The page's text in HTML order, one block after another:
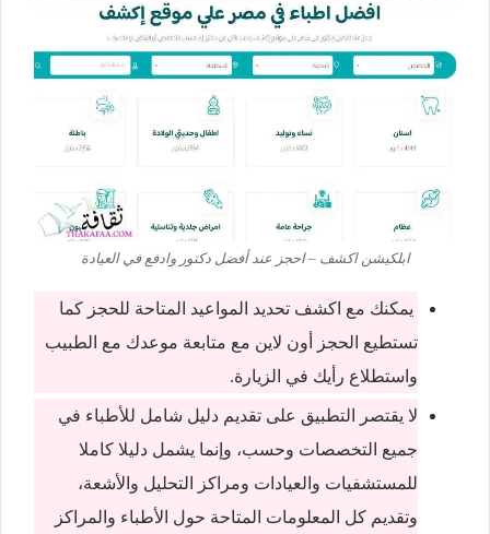
ابلكيشن اكشف – احجز عند أفضل دكتور وادفع في العيادة
يمكنك مع اكشف تحديد المواعيد المتاحة للحجز كما
تستطيع الحجز أون لاين مع متابعة موعدك مع الطبيب
واستطلاع رأيك في الزيارة.
لا يقتصر التطبيق على تقديم دليل شامل للأطباء في
جميع التخصصات وحسب، وإنما يشمل دليلا كاملا
للمستشفيات والعيادات ومراكز التحليل والأشعة،
وتقديم كل المعلومات المتاحة حول الأطباء والمراكز